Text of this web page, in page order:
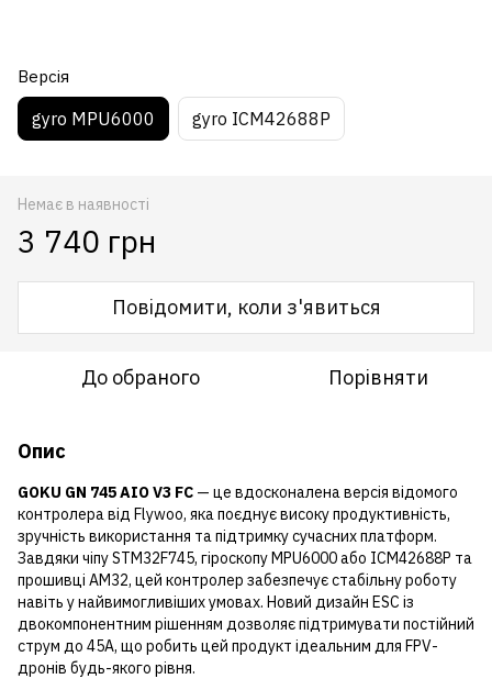
Версія
gyro MPU6000 gyro ICM42688P
Немає в наявності
3 740 грн
Повідомити, коли з'явиться
До обраного Порівняти
Опис
GOKU GN 745 AIO V3 FC — це вдосконалена версія відомого
контролера від Flywoo, яка поєднує високу продуктивність,
зручність використання та підтримку сучасних платформ.
Завдяки чіпу STM32F745, гіроскопу MPU6000 або ICM42688P та
прошивці AM32, цей контролер забезпечує стабільну роботу
навіть у найвимогливіших умовах. Новий дизайн ESC із
двокомпонентним рішенням дозволяє підтримувати постійний
струм до 45А, що робить цей продукт ідеальним для FPV-
дронів будь-якого рівня.